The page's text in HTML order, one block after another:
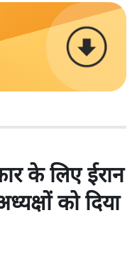
के लिए ईरान
को दिया